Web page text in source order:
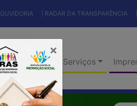
×
OUVIDORIA | RADAR DA TRANSPARÊNCIA
Secretarias Serviços